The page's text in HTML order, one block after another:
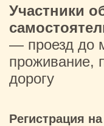
Участники
— проезд до
проживание,
дорогу
Регистрация